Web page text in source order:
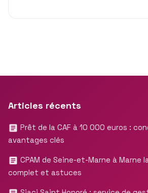
Articles récents
Prêt de la CAF à 10 000 euros :
avantages clés
CPAM de Seine-et-Marne à Marne
complet et astuces